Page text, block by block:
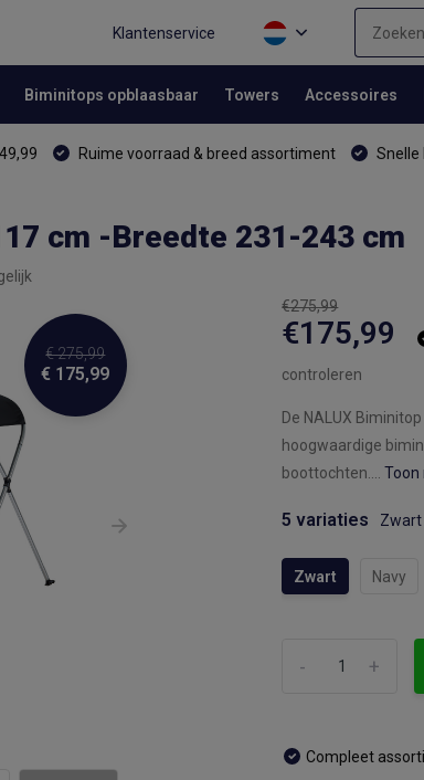
Klantenservice
Biminitops opblaasbaar Towers Accessoires
Ruime voorraad & breed assortiment Snelle
cm -Breedte 231-243 cm
€ 275,99
€ 175,99
€275,99
€175,99
controleren
De NALUX
hoogwaardige
boottochten....Toon
5 variaties Zwart
Zwart Navy
+
-
Compleet